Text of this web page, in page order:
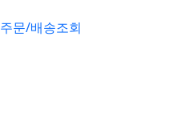
주문/배송조회